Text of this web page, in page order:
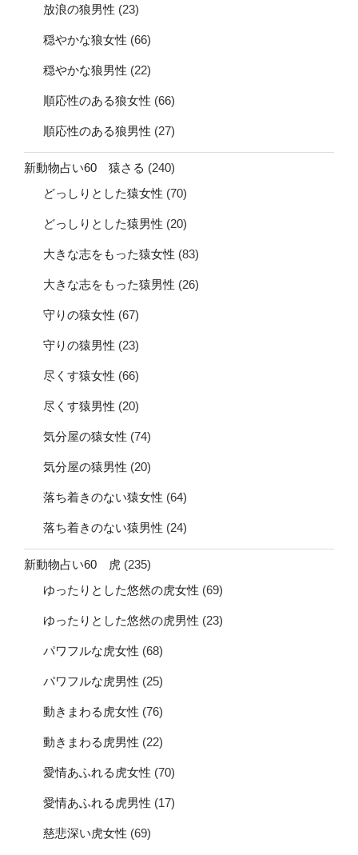
放浪の狼男性 (23)
穏やかな狼女性 (66)
穏やかな狼男性 (22)
順応性のある狼女性 (66)
順応性のある狼男性 (27)
新動物占い60 猿さる (240)
どっしりとした猿女性 (70)
どっしりとした猿男性 (20)
大きな志をもった猿女性 (83)
大きな志をもった猿男性 (26)
守りの猿女性 (67)
守りの猿男性 (23)
尽くす猿女性 (66)
尽くす猿男性 (20)
気分屋の猿女性 (74)
気分屋の猿男性 (20)
落ち着きのない猿女性 (64)
落ち着きのない猿男性 (24)
新動物占い60 虎 (235)
ゆったりとした悠然の虎女性 (69)
ゆったりとした悠然の虎男性 (23)
パワフルな虎女性 (68)
パワフルな虎男性 (25)
動きまわる虎女性 (76)
動きまわる虎男性 (22)
愛情あふれる虎女性 (70)
愛情あふれる虎男性 (17)
慈悲深い虎女性 (69)